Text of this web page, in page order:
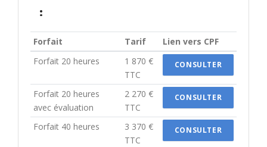
:
Forfait Tarif
Lien vers CPF
Forfait 20 heures
1 870 €
TTC
CONSULTER
Forfait 20 heures
avec évaluation
2 270 €
TTC
CONSULTER
Forfait 40 heures
3 370 €
TTC
CONSULTER